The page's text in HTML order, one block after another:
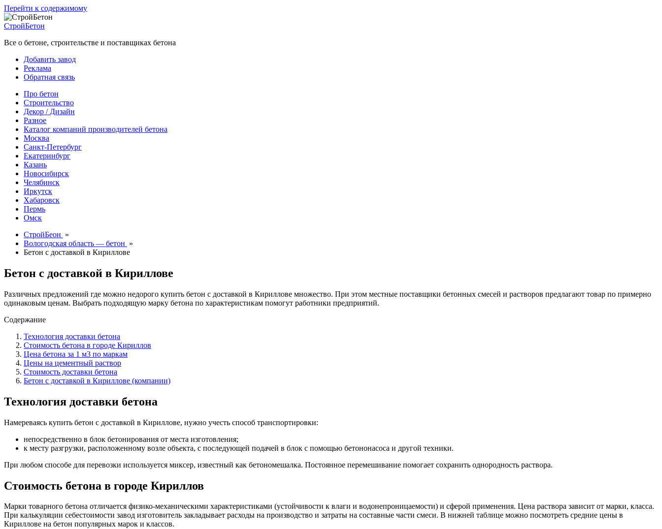
Перейти к содержимому
СтройБетон
Все о бетоне, строительстве и поставщиках бетона
Добавить завод
Реклама
Обратная связь
Про бетон
Строительство
Декор / Дизайн
Разное
Каталог компаний производителей бетона
Москва
Санкт-Петербург
Екатеринбург
Казань
Новосибирск
Челябинск
Иркутск
Хабаровск
Пермь
Омск
СтройБеон »
Вологодская область — бетон »
Бетон с доставкой в Кириллове
Бетон с доставкой в Кириллове
Различных предложений где можно недорого купить бетон с доставкой в Кириллове множество. При этом местные поставщики бетонных смесей и растворов предлагают товар по примерно
одинаковым ценам. Выбрать подходящую марку бетона по характеристикам помогут работники предприятий.
Содержание
Технология доставки бетона
Стоимость бетона в городе Кириллов
Цена бетона за 1 м3 по маркам
Цены на цементный раствор
Стоимость доставки бетона
Бетон с доставкой в Кириллове (компании)
Технология доставки бетона
Намереваясь купить бетон с доставкой в Кириллове, нужно учесть способ транспортировки:
непосредственно в блок бетонирования от места изготовления;
к месту разгрузки, расположенному возле объекта, с последующей подачей в блок с помощью бетононасоса и другой техники.
При любом способе для перевозки используется миксер, известный как бетономешалка. Постоянное перемешивание помогает сохранить однородность раствора.
Стоимость бетона в городе Кириллов
Марки товарного бетона отличается физико-механическими характеристиками (устойчивости к влаги и водонепроницаемости) и сферой применения. Цена раствора зависит от марки, класса.
При калькуляции себестоимости завод изготовитель закладывает расходы на производство и затраты на составные части смеси. В нижней таблице можно посмотреть средние цены в
Кириллове на бетон популярных марок и классов.